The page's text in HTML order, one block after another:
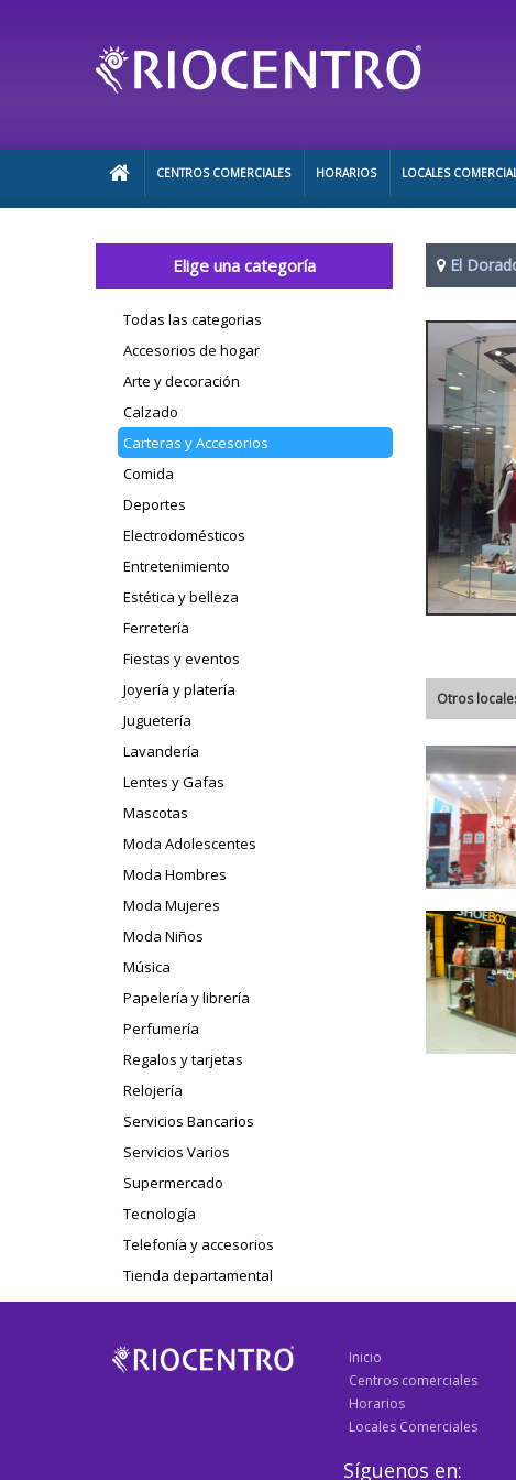
CENTROS COMERCIALES HORARIOS LOCALES
Elige una categoría
Todas las categorias
Accesorios de hogar
Arte y decoración
Calzado
Carteras y Accesorios
Comida
Deportes
Electrodomésticos
Entretenimiento
Estética y belleza
Ferretería
Fiestas y eventos
Joyería y platería
Juguetería
Lavandería
Lentes y Gafas
Mascotas
Moda Adolescentes
Moda Hombres
Moda Mujeres
Moda Niños
Música
Papelería y librería
Perfumería
Regalos y tarjetas
Relojería
Servicios Bancarios
Servicios Varios
Supermercado
Tecnología
Telefonía y accesorios
Tienda departamental
El
Otros
Inicio
Centros comerciales
Horarios
Locales Comerciales
Síguenos en: